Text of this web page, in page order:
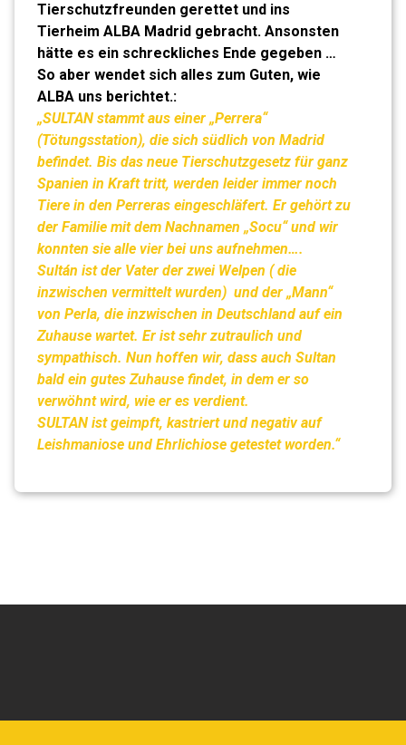
Tierschutzfreunden gerettet und ins
Tierheim ALBA Madrid gebracht. Ansonsten
hätte es ein schreckliches Ende gegeben …
So aber wendet sich alles zum Guten, wie
ALBA uns berichtet.:
„SULTAN stammt aus einer „Perrera“
(Tötungsstation), die sich südlich von Madrid
befindet. Bis das neue Tierschutzgesetz für ganz
Spanien in Kraft tritt, werden leider immer noch
Tiere in den Perreras eingeschläfert. Er gehört zu
der Familie mit dem Nachnamen „Socu“ und wir
konnten sie alle vier bei uns aufnehmen….
Sultán ist der Vater der zwei Welpen ( die
inzwischen vermittelt wurden) und der „Mann“
von Perla, die inzwischen in Deutschland auf ein
Zuhause wartet. Er ist sehr zutraulich und
sympathisch. Nun hoffen wir, dass auch Sultan
bald ein gutes Zuhause findet, in dem er so
verwöhnt wird, wie er es verdient.
SULTAN ist geimpft, kastriert und negativ auf
Leishmaniose und Ehrlichiose getestet worden.“